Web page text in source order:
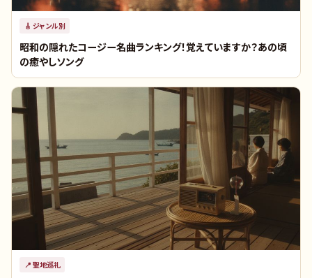
🎸 ジャンル別
昭和の隠れたコージー名曲ランキング！覚えていますか？あの頃
の癒やしソング
📍 聖地巡礼